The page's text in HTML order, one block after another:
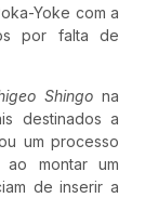
Yoke com a
por falta de
Shingo na
destinados a
um processo
montar um
de inserir a